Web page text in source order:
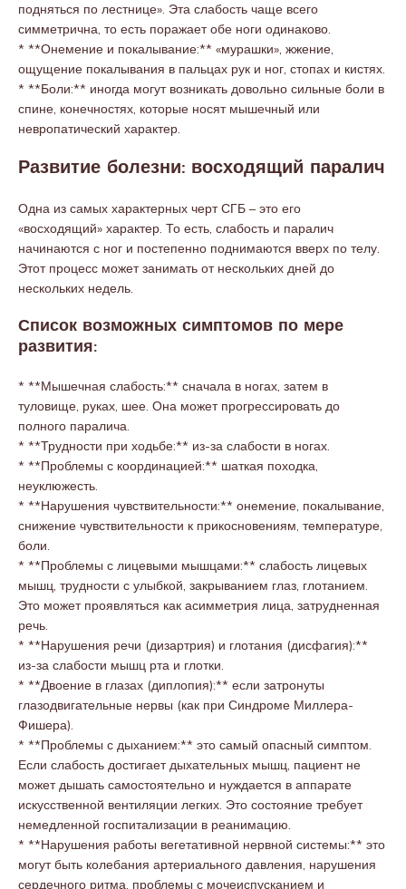
подняться по лестнице». Эта слабость чаще всего
симметрична, то есть поражает обе ноги одинаково.
* **Онемение и покалывание:** «мурашки», жжение,
ощущение покалывания в пальцах рук и ног, стопах и кистях.
* **Боли:** иногда могут возникать довольно сильные боли в
спине, конечностях, которые носят мышечный или
невропатический характер.
Развитие болезни: восходящий паралич
Одна из самых характерных черт СГБ – это его
«восходящий» характер. То есть, слабость и паралич
начинаются с ног и постепенно поднимаются вверх по телу.
Этот процесс может занимать от нескольких дней до
нескольких недель.
Список возможных симптомов по мере
развития:
* **Мышечная слабость:** сначала в ногах, затем в
туловище, руках, шее. Она может прогрессировать до
полного паралича.
* **Трудности при ходьбе:** из-за слабости в ногах.
* **Проблемы с координацией:** шаткая походка,
неуклюжесть.
* **Нарушения чувствительности:** онемение, покалывание,
снижение чувствительности к прикосновениям, температуре,
боли.
* **Проблемы с лицевыми мышцами:** слабость лицевых
мышц, трудности с улыбкой, закрыванием глаз, глотанием.
Это может проявляться как асимметрия лица, затрудненная
речь.
* **Нарушения речи (дизартрия) и глотания (дисфагия):**
из-за слабости мышц рта и глотки.
* **Двоение в глазах (диплопия):** если затронуты
глазодвигательные нервы (как при Синдроме Миллера-
Фишера).
* **Проблемы с дыханием:** это самый опасный симптом.
Если слабость достигает дыхательных мышц, пациент не
может дышать самостоятельно и нуждается в аппарате
искусственной вентиляции легких. Это состояние требует
немедленной госпитализации в реанимацию.
* **Нарушения работы вегетативной нервной системы:** это
могут быть колебания артериального давления, нарушения
сердечного ритма, проблемы с мочеиспусканием и